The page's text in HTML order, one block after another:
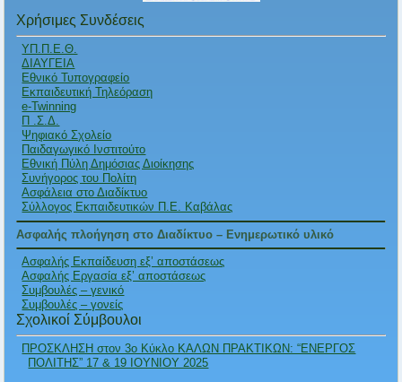
Χρήσιμες Συνδέσεις
ΥΠ.Π.Ε.Θ.
ΔΙΑΥΓΕΙΑ
Εθνικό Τυπογραφείο
Εκπαιδευτική Τηλεόραση
e-Twinning
Π .Σ.Δ.
Ψηφιακό Σχολείο
Παιδαγωγικό Ινστιτούτο
Εθνική Πύλη Δημόσιας Διοίκησης
Συνήγορος του Πολίτη
Ασφάλεια στο Διαδίκτυο
Σύλλογος Εκπαιδευτικών Π.Ε. Καβάλας
Ασφαλής πλοήγηση στο Διαδίκτυο – Ενημερωτικό υλικό
Ασφαλής Εκπαίδευση εξ’ αποστάσεως
Ασφαλής Εργασία εξ’ αποστάσεως
Συμβουλές – γενικό
Συμβουλές – γονείς
Σχολικοί Σύμβουλοι
ΠΡΟΣΚΛΗΣΗ στον 3ο Κύκλο ΚΑΛΩΝ ΠΡΑΚΤΙΚΩΝ: “ΕΝΕΡΓΟΣ
ΠΟΛΙΤΗΣ” 17 & 19 ΙΟΥΝΙΟΥ 2025